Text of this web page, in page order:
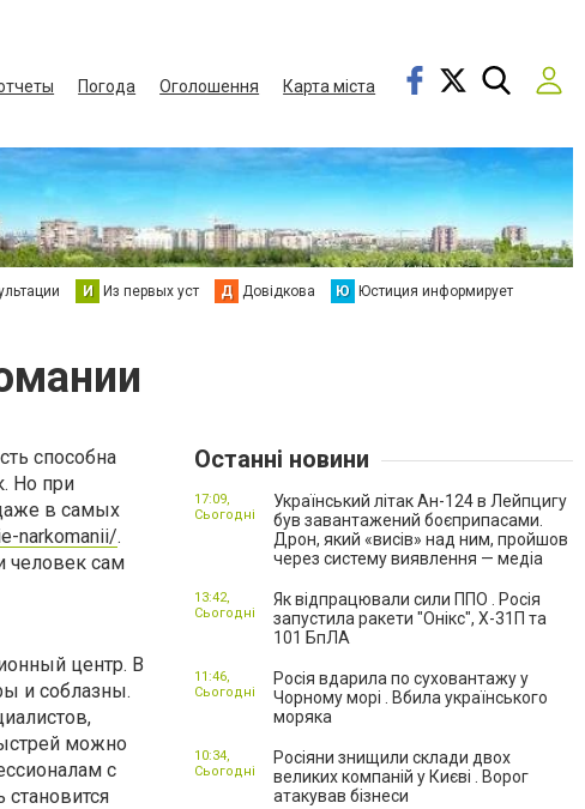
Погода Оголошення
Карта міста
И Из первых уст Д Довідкова Ю Юстиция информирует
способна
Но при
в самых
narkomanii/.
человек сам
центр. В
и соблазны.
можно
с
Останні новини
Український літак Ан-124 в Лейпцигу
був завантажений боєприпасами.
Дрон, який «висів» над ним, пройшов
через систему виявлення — медіа
17:09,
Сьогодні
Як відпрацювали сили ППО . Росія
запустила ракети "Онікс", Х-31П та
101 БпЛА
13:42,
Сьогодні
Росія вдарила по суховантажу у
Чорному морі . Вбила українського
моряка
11:46,
Сьогодні
Росіяни знищили склади двох
великих компаній у Києві . Ворог
атакував бізнеси
10:34,
Сьогодні